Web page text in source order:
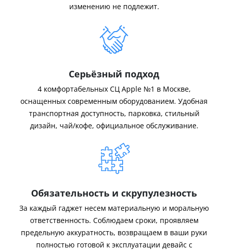
изменению не подлежит.
Серьёзный подход
4 комфортабельных СЦ Apple №1 в Москве,
оснащенных современным оборудованием. Удобная
транспортная доступность, парковка, стильный
дизайн, чай/кофе, официальное обслуживание.
Обязательность и скрупулезность
За каждый гаджет несем материальную и моральную
ответственность. Соблюдаем сроки, проявляем
предельную аккуратность, возвращаем в ваши руки
полностью готовой к эксплуатации девайс с